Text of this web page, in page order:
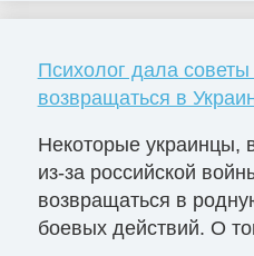
Психолог дала советы
возвращаться в
Некоторые украинцы,
из-за российской
возвращаться в
боевых действий. О